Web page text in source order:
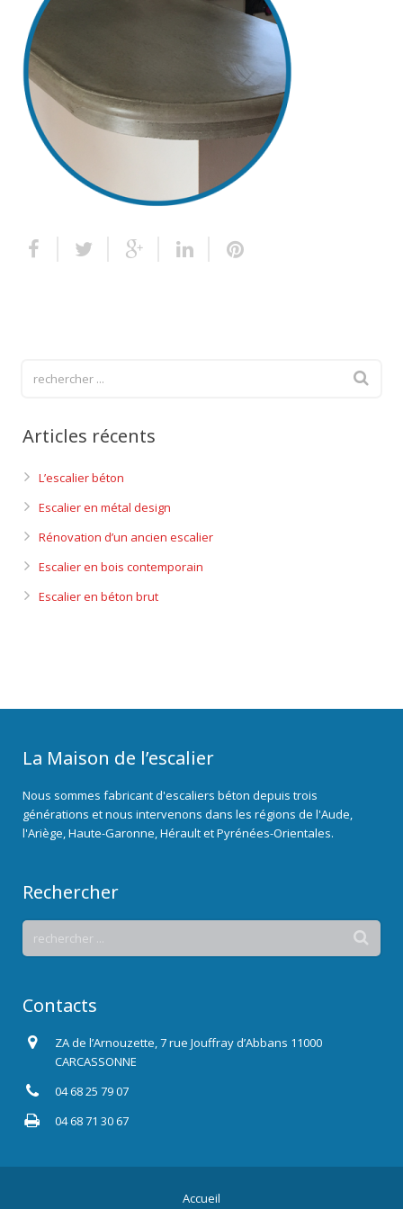
Escalier extérieur
Finitions pour escalier
Articles récents
L’escalier béton
Escalier en métal design
Rénovation d’un ancien escalier
Escalier en bois contemporain
Escalier en béton brut
La Maison de l’escalier
Nous sommes fabricant d'escaliers béton depuis trois
générations et nous intervenons dans les régions de l'Aude,
l'Ariège, Haute-Garonne, Hérault et Pyrénées-Orientales.
Rechercher
Contacts
ZA de l’Arnouzette, 7 rue Jouffray d’Abbans 11000
CARCASSONNE
04 68 25 79 07
04 68 71 30 67
Accueil